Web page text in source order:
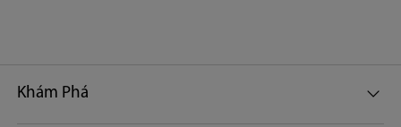
Khám Phá